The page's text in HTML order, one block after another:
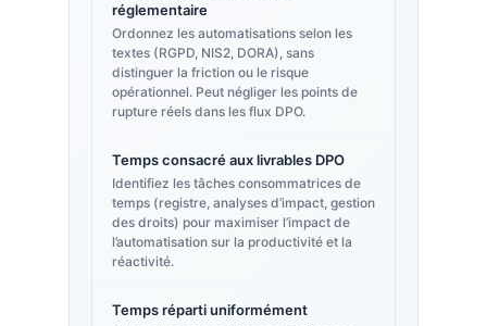
réglementaire
Ordonnez les automatisations selon les
textes (RGPD, NIS2, DORA), sans
distinguer la friction ou le risque
opérationnel. Peut négliger les points de
rupture réels dans les flux DPO.
Temps consacré aux livrables DPO
Identifiez les tâches consommatrices de
temps (registre, analyses d’impact, gestion
des droits) pour maximiser l’impact de
l’automatisation sur la productivité et la
réactivité.
Temps réparti uniformément